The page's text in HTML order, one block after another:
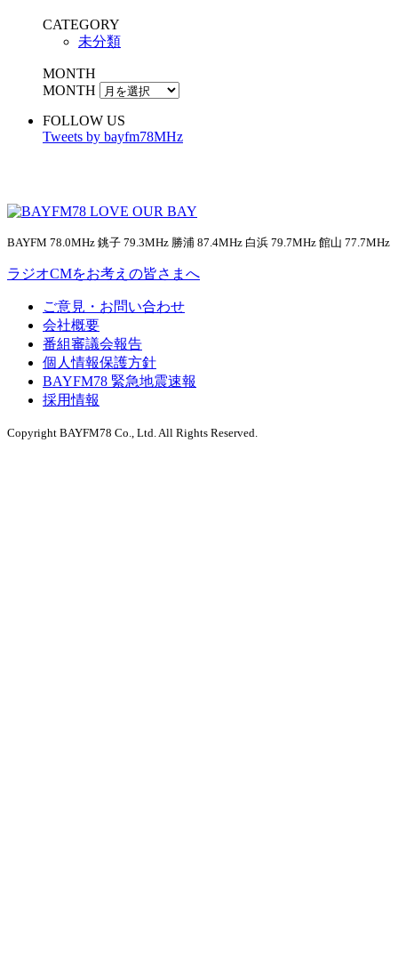
CATEGORY
未分類
MONTH
MONTH
FOLLOW US
Tweets by bayfm78MHz
BAYFM 78.0MHz 銚子 79.3MHz 勝浦 87.4MHz 白浜 79.7MHz 館山 77.7MHz
ラジオCMをお考えの皆さまへ
ご意見・お問い合わせ
会社概要
番組審議会報告
個人情報保護方針
BAYFM78 緊急地震速報
採用情報
Copyright BAYFM78 Co., Ltd. All Rights Reserved.